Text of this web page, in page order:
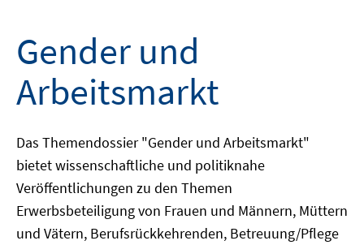
Gender und
Arbeitsmarkt
Das Themendossier "Gender und Arbeitsmarkt"
bietet wissenschaftliche und politiknahe
Veröffentlichungen zu den Themen
Erwerbsbeteiligung von Frauen und Männern, Müttern
und Vätern, Berufsrückkehrenden, Betreuung/Pflege